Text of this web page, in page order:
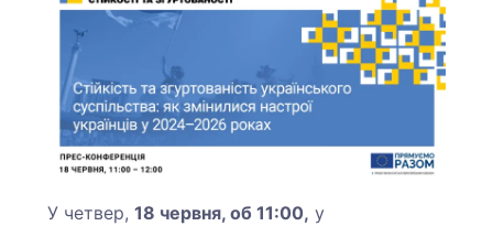
У четвер,18 червня, об 11:00, у